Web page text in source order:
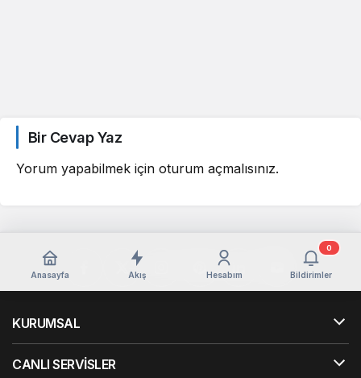
Bir Cevap Yaz
Yorum yapabilmek için oturum açmalısınız.
Anasayfa Akış Hesabım Bildirimler
0
KURUMSAL
CANLI SERVİSLER